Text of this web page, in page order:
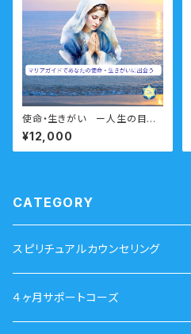
使命・生きがい ー人生の目標・
生きがい・使命を生きる人生へ
ー 60分
¥12,000
CATEGORY
スピリチュアルカウンセリング
４ヶ月サポートコーズ